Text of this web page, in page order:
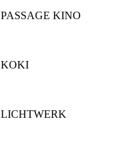
PASSAGE KINO
KOKI
LICHTWERK